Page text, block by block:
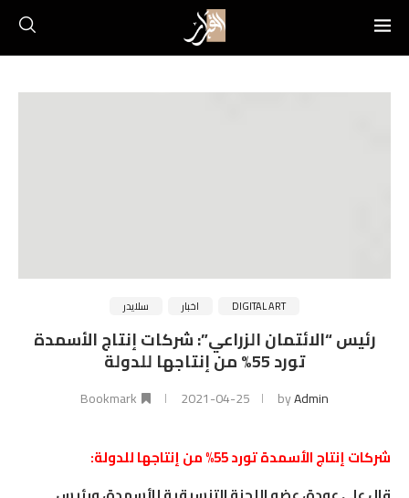
DIGITAL ART اخبار سلايدر
رئيس “الائتمان الزراعي”: شركات إنتاج الأسمدة
تورد 55% من إنتاجها للدولة
byAdmin
2021-04-25
Bookmark
شركات إنتاج الأسمدة تورد 55% من إنتاجها للدولة: